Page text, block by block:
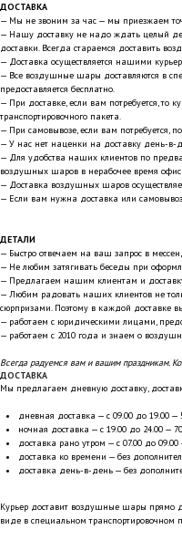
ДОСТАВКА
— Мы не звоним за час — мы приезжаем
— Нашу доставку не надо ждать целый
доставки. Всегда стараемся доставить
— Доставка осуществляется нашими
— Все воздушные шары доставляются в
предоставляется бесплатно.
— При доставке, если вам потребуется,
транспортировочного пакета.
— При самовывозе, если вам
— У нас нет наценки на доставку день-в-
— Для удобства наших клиентов по
воздушных шаров в нерабочее время
— Доставка воздушных шаров
— Если вам нужна доставка или
ДЕТАЛИ
— Быстро отвечаем на ваш запрос в
— Не любим затягивать беседы при
— Предлагаем нашим клиентам и
— Любим радовать наших клиентов не
сюрпризами. Поэтому в каждой доставке
— работаем с юридическими лицами,
— работаем с 2010 года и знаем о
Всегда радуемся вам и вашим праздникам.
ДОСТАВКА
Мы предлагаем дневную доставку,
дневная доставка — с 09.00 до 19.00 —
ночная доставка — с 19.00 до 24.00 —
доставка рано утром — с 07.00 до 09.00
доставка ко времени — без
доставка день-в-день — без
Курьер доставит воздушные шары
виде в специальном транспортировочном